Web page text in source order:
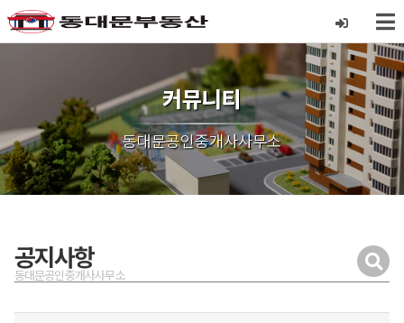
커뮤니티
동대문공인중개사사무소
공지사항
동대문공인중개사사무소